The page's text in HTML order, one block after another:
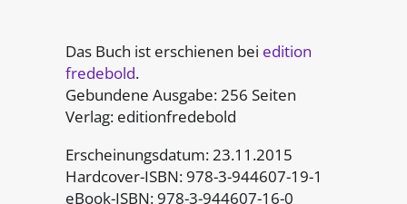
Das Buch ist erschienen bei edition
fredebold.
Gebundene Ausgabe: 256 Seiten
Verlag: editionfredebold
Erscheinungsdatum: 23.11.2015
Hardcover-ISBN: 978-3-944607-19-1
eBook-ISBN: 978-3-944607-16-0